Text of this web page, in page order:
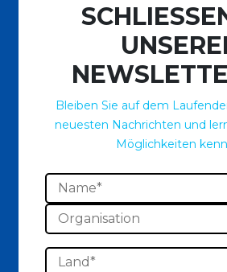
Bleiben Sie auf dem
neuesten Nachrichten und
Möglichkeiten